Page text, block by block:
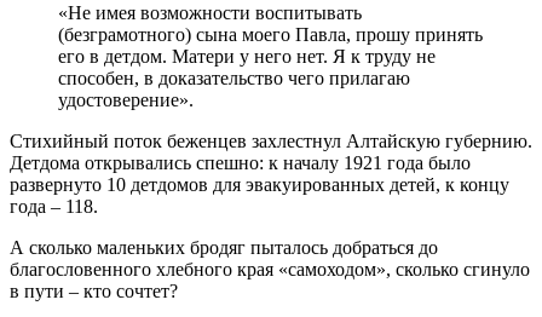
«Не имея возможности воспитывать
(безграмотного) сына моего Павла, прошу принять
его в детдом. Матери у него нет. Я к труду не
способен, в доказательство чего прилагаю
удостоверение».
Стихийный поток беженцев захлестнул Алтайскую губернию.
Детдома открывались спешно: к началу 1921 года было
развернуто 10 детдомов для эвакуированных детей, к концу
года – 118.
А сколько маленьких бродяг пыталось добраться до
благословенного хлебного края «самоходом», сколько сгинуло
в пути – кто сочтет?